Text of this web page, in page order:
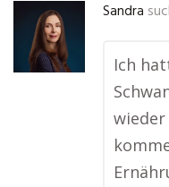
Sandra
Ich